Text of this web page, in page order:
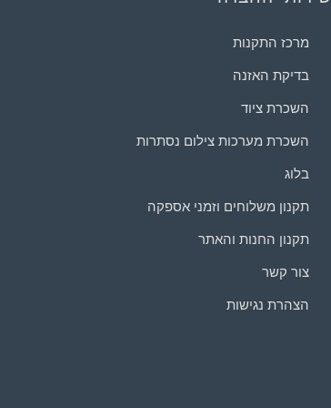
מרכז התקנות
בדיקת האזנה
השכרת ציוד
השכרת מערכות צילום נסתרות
בלוג
תקנון משלוחים וזמני אספקה
תקנון החנות והאתר
צור קשר
הצהרת נגישות